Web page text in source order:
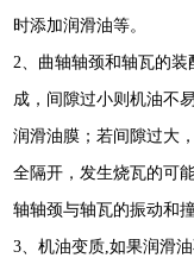
时添加润滑油等。
2、曲轴轴颈和轴瓦的
成，间隙过小则机油不
润滑油膜；若间隙过大
全隔开，发生烧瓦的可
轴轴颈与轴瓦的振动和
3、机油变质,如果润滑